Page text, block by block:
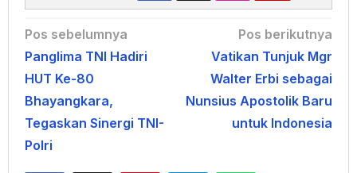
Navigasi
pos
Pos sebelumnya
Panglima TNI Hadiri
HUT Ke-80
Bhayangkara,
Tegaskan Sinergi TNI-
Polri
Pos berikutnya
Vatikan Tunjuk Mgr
Walter Erbi sebagai
Nunsius Apostolik Baru
untuk Indonesia